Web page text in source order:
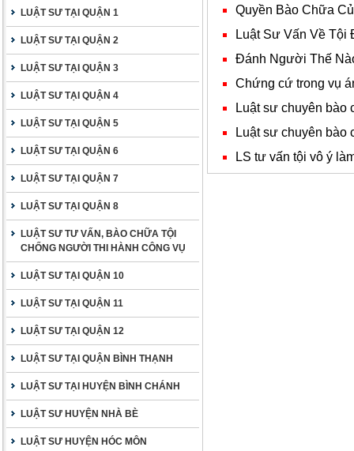
LUẬT SƯ TẠI QUẬN 1
LUẬT SƯ TẠI QUẬN 2
LUẬT SƯ TẠI QUẬN 3
LUẬT SƯ TẠI QUẬN 4
LUẬT SƯ TẠI QUẬN 5
LUẬT SƯ TẠI QUẬN 6
LUẬT SƯ TẠI QUẬN 7
LUẬT SƯ TẠI QUẬN 8
LUẬT SƯ TƯ VẤN, BÀO CHỮA TỘI
CHỐNG NGƯỜI THI HÀNH CÔNG VỤ
LUẬT SƯ TẠI QUẬN 10
LUẬT SƯ TẠI QUẬN 11
LUẬT SƯ TẠI QUẬN 12
LUẬT SƯ TẠI QUẬN BÌNH THẠNH
LUẬT SƯ TẠI HUYỆN BÌNH CHÁNH
LUẬT SƯ HUYỆN NHÀ BÈ
LUẬT SƯ HUYỆN HÓC MÔN
Quyền Bào Chữa
Luật Sư Vấn Về Tội
Đánh Người Thế
Chứng cứ trong vụ
Luật sư chuyên bào
Luật sư chuyên bào
LS tư vấn tội vô ý